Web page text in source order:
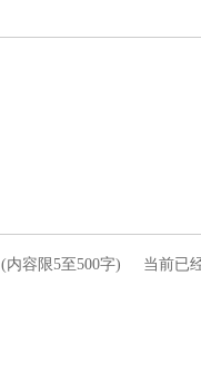
(内容限5至500字) 当前已